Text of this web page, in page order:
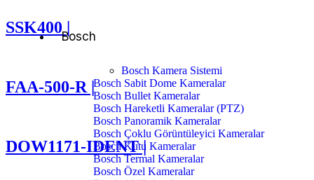
Bosch
Bosch Kamera Sistemi
Bosch Sabit Dome Kameralar
Bosch Bullet Kameralar
Bosch Hareketli Kameralar (PTZ)
Bosch Panoramik Kameralar
Bosch Çoklu Görüntüleyici Kameralar
Bosch Kutu Kameralar
Bosch Termal Kameralar
Bosch Özel Kameralar
SSK400 |
FAA-500-R |
DOW1171-IDENT |